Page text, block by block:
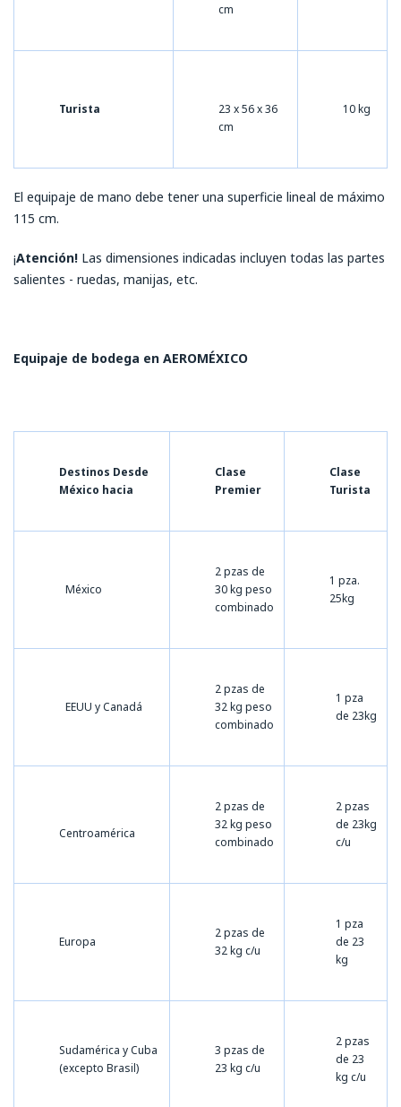
cm
Turista
23 x 56 x 36
cm
10 kg
El equipaje de mano debe tener una superficie lineal de máximo
115 cm.
¡Atención! Las dimensiones indicadas incluyen todas las partes
salientes - ruedas, manijas, etc.
Equipaje de bodega en AEROMÉXICO
Destinos Desde
México hacia
Clase
Premier
Clase
Turista
México
2 pzas de
30 kg peso
combinado
1 pza.
25kg
EEUU y Canadá
2 pzas de
32 kg peso
combinado
1 pza
de 23kg
Centroamérica
2 pzas de
32 kg peso
combinado
2 pzas
de 23kg
c/u
Europa
2 pzas de
32 kg c/u
1 pza
de 23
kg
Sudamérica y Cuba
(excepto Brasil)
3 pzas de
23 kg c/u
2 pzas
de 23
kg c/u